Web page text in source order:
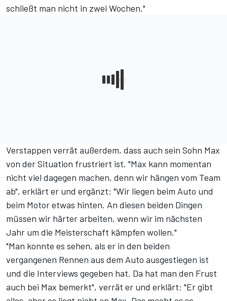
schließt man nicht in zwei Wochen."
Verstappen verrät außerdem, dass auch sein Sohn Max
von der Situation frustriert ist. "Max kann momentan
nicht viel dagegen machen, denn wir hängen vom Team
ab", erklärt er und ergänzt: "Wir liegen beim Auto und
beim Motor etwas hinten. An diesen beiden Dingen
müssen wir härter arbeiten, wenn wir im nächsten
Jahr um die Meisterschaft kämpfen wollen."
"Man konnte es sehen, als er in den beiden
vergangenen Rennen aus dem Auto ausgestiegen ist
und die Interviews gegeben hat. Da hat man den Frust
auch bei Max bemerkt", verrät er und erklärt: "Er gibt